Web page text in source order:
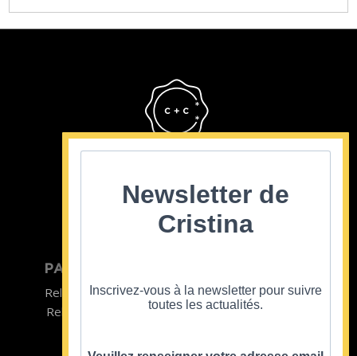
PARTICULIER
Relooking homme
Relooking femme
Team Building
Formations
Newsletter de
Cristina
Inscrivez-vous à la newsletter pour suivre
toutes les actualités.